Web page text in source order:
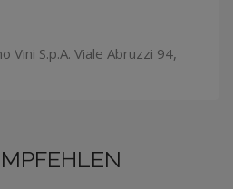
Vini S.p.A. Viale Abruzzi 94,